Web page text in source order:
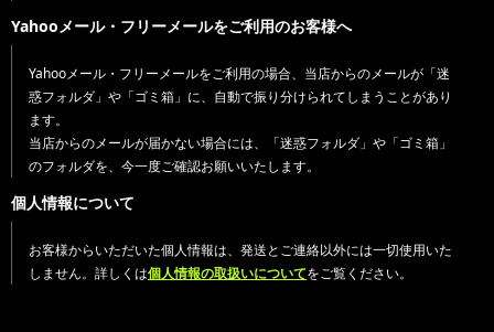
Yahooメール・フリーメールをご利用のお客様へ
Yahooメール・フリーメールをご利用の場合、当店からのメールが「迷
惑フォルダ」や「ゴミ箱」に、自動で振り分けられてしまうことがあり
ます。
当店からのメールが届かない場合には、「迷惑フォルダ」や「ゴミ箱」
のフォルダを、今一度ご確認お願いいたします。
個人情報について
お客様からいただいた個人情報は、発送とご連絡以外には一切使用いた
しません。詳しくは個人情報の取扱いについてをご覧ください。